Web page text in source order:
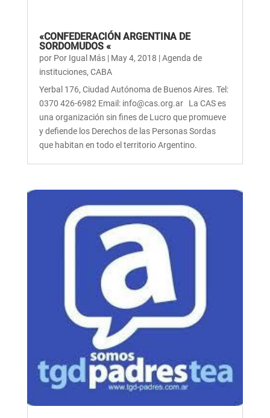
«CONFEDERACIÓN ARGENTINA DE
SORDOMUDOS «
por Por Igual Más| May 4, 2018 |Agenda de
instituciones, CABA
Yerbal 176, Ciudad Autónoma de Buenos Aires. Tel:
0370 426-6982 Email: info@cas.org.ar La CAS es
una organización sin fines de Lucro que promueve
y defiende los Derechos de las Personas Sordas
que habitan en todo el territorio Argentino.